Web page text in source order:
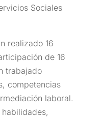
Sociales
realizado 16
de 16
trabajado
competencias
laboral.